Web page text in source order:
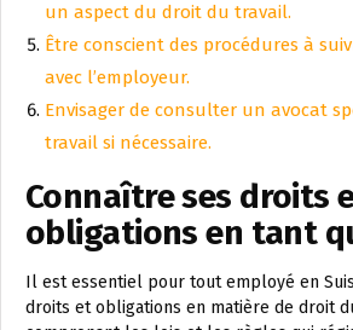
un aspect du droit du travail.
Être conscient des procédures à
avec l’employeur.
Envisager de consulter un avocat
travail si nécessaire.
Connaître ses droits
obligations en tant
Il est essentiel pour tout employé en
droits et obligations en matière de droit